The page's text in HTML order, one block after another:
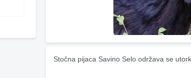
Stočna pijaca Savino Selo održava se